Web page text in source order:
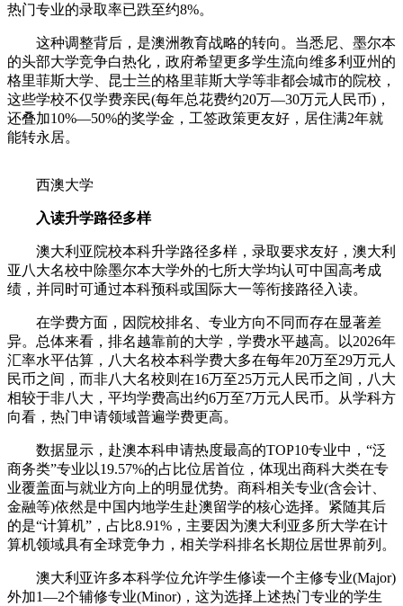
热门专业的录取率已跌至约8%。
这种调整背后，是澳洲教育战略的转向。当悉尼、墨尔本
的头部大学竞争白热化，政府希望更多学生流向维多利亚州的
格里菲斯大学、昆士兰的格里菲斯大学等非都会城市的院校，
这些学校不仅学费亲民(每年总花费约20万—30万元人民币)，
还叠加10%—50%的奖学金，工签政策更友好，居住满2年就
能转永居。
西澳大学
入读升学路径多样
澳大利亚院校本科升学路径多样，录取要求友好，澳大利
亚八大名校中除墨尔本大学外的七所大学均认可中国高考成
绩，并同时可通过本科预科或国际大一等衔接路径入读。
在学费方面，因院校排名、专业方向不同而存在显著差
异。总体来看，排名越靠前的大学，学费水平越高。以2026年
汇率水平估算，八大名校本科学费大多在每年20万至29万元人
民币之间，而非八大名校则在16万至25万元人民币之间，八大
相较于非八大，平均学费高出约6万至7万元人民币。从学科方
向看，热门申请领域普遍学费更高。
数据显示，赴澳本科申请热度最高的TOP10专业中，“泛
商务类”专业以19.57%的占比位居首位，体现出商科大类在专
业覆盖面与就业方向上的明显优势。商科相关专业(含会计、
金融等)依然是中国内地学生赴澳留学的核心选择。紧随其后
的是“计算机”，占比8.91%，主要因为澳大利亚多所大学在计
算机领域具有全球竞争力，相关学科排名长期位居世界前列。
澳大利亚许多本科学位允许学生修读一个主修专业(Major)
外加1—2个辅修专业(Minor)，这为选择上述热门专业的学生